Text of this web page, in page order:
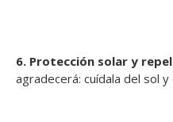
6. Protección solar y
agradecerá: cuídala del sol